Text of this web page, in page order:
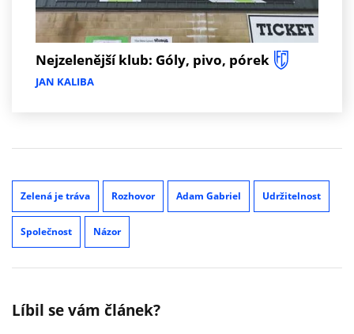
Nejzelenější klub: Góly, pivo, pórek
JAN KALIBA
Zelená je tráva Rozhovor Adam Gabriel Udržitelnost
Společnost Názor
Líbil se vám článek?